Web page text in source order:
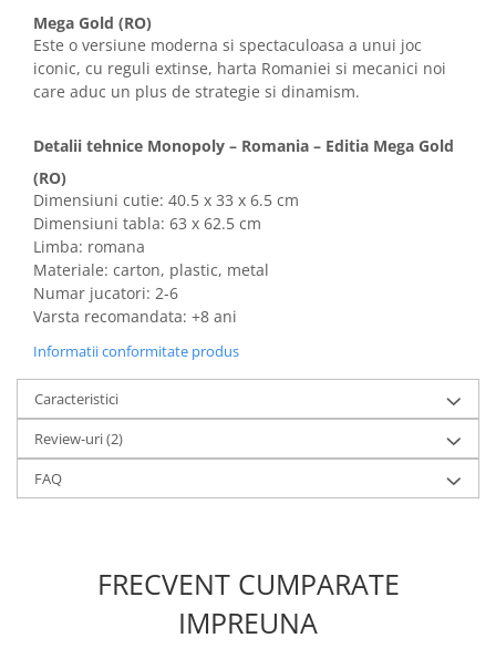
Mega Gold (RO)
Este o versiune moderna si spectaculoasa a unui joc
iconic, cu reguli extinse, harta Romaniei si mecanici noi
care aduc un plus de strategie si dinamism.
Detalii tehnice Monopoly – Romania – Editia Mega Gold
(RO)
Dimensiuni cutie: 40.5 x 33 x 6.5 cm
Dimensiuni tabla: 63 x 62.5 cm
Limba: romana
Materiale: carton, plastic, metal
Numar jucatori: 2-6
Varsta recomandata: +8 ani
Informatii conformitate produs
Caracteristici
Review-uri(2)
FAQ
FRECVENT CUMPARATE
IMPREUNA